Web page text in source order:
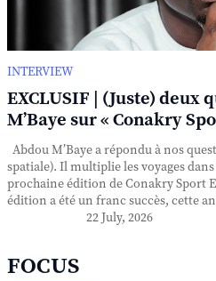
INTERVIEW
EXCLUSIF | (Juste) deux
M’Baye sur « Conakry
Abdou M’Baye a répondu à nos
spatiale). Il multiplie les voyages
prochaine édition de Conakry Sport
édition a été un franc succès, cette
22 July, 2026
FOCUS